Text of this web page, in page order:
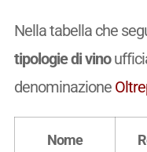
Nella tabella che
tipologie di vino
denominazione
Nome